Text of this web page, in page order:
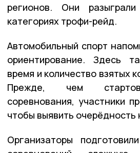
регионов. Они
категориях трофи-рейд.
Автомобильный спорт
ориентирование. Здесь
время и количество взятых
Прежде, чем
соревнования, участники
чтобы выявить очерёдность
Организаторы